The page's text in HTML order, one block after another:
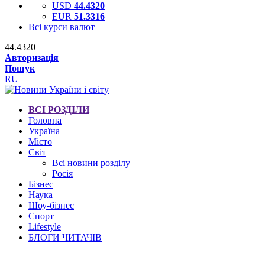
USD 44.4320
EUR 51.3316
Всі курси валют
44.4320
Авторизація
Пошук
RU
ВСІ РОЗДІЛИ
Головна
Україна
Місто
Світ
Всі новини розділу
Росія
Бізнес
Наука
Шоу-бізнес
Спорт
Lifestyle
БЛОГИ ЧИТАЧІВ